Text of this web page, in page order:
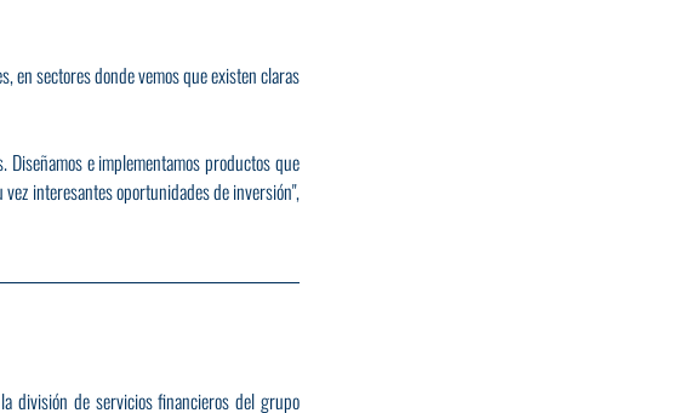
en sectores donde vemos que existen claras
Diseñamos e implementamos productos que
interesantes oportunidades de inversión",